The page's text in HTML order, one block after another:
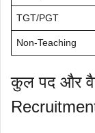
TGT/PGT
Non-Teaching
कुल पद और